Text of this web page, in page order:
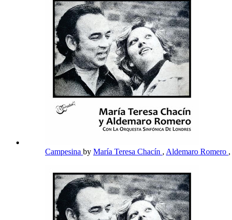
Campesina by María Teresa Chacín , Aldemaro Romero ,